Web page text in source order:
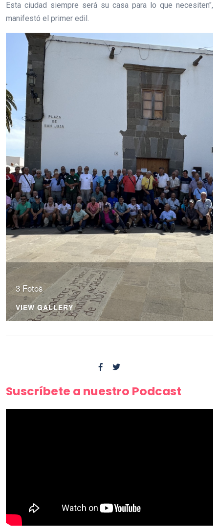
Esta ciudad siempre será su casa para lo que necesiten",
manifestó el primer edil.
3 Fotos
VIEW GALLERY
Suscríbete a nuestro Podcast